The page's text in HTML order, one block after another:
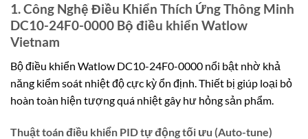
1. Công Nghệ Điều Khiển Thích Ứng Thông Minh
DC10-24F0-0000 Bộ điều khiển Watlow
Vietnam
Bộ điều khiển Watlow DC10-24F0-0000 nổi bật nhờ khả
năng kiểm soát nhiệt độ cực kỳ ổn định. Thiết bị giúp loại bỏ
hoàn toàn hiện tượng quá nhiệt gây hư hỏng sản phẩm.
Thuật toán điều khiển PID tự động tối ưu (Auto-tune)